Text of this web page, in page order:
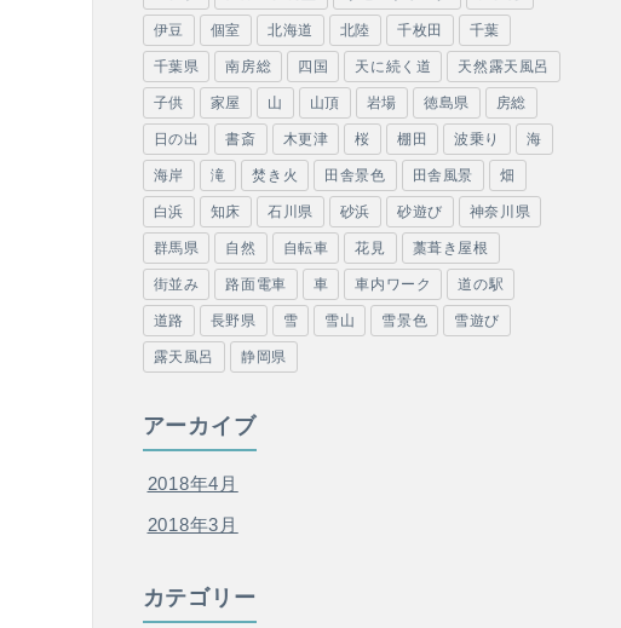
伊豆 個室 北海道 北陸 千枚田 千葉
千葉県 南房総 四国 天に続く道 天然露天風呂
子供 家屋 山 山頂 岩場 徳島県 房総
日の出 書斎 木更津 桜 棚田 波乗り 海
海岸 滝 焚き火 田舎景色 田舎風景 畑
白浜 知床 石川県 砂浜 砂遊び 神奈川県
群馬県 自然 自転車 花見 藁葺き屋根
街並み 路面電車 車 車内ワーク 道の駅
道路 長野県 雪 雪山 雪景色 雪遊び
露天風呂 静岡県
アーカイブ
2018年4月
2018年3月
カテゴリー